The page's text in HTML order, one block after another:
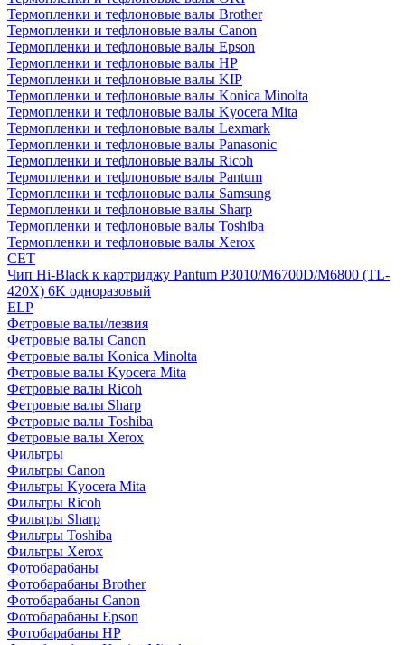
Термопленки и тефлоновые валы Brother
Термопленки и тефлоновые валы Canon
Термопленки и тефлоновые валы Epson
Термопленки и тефлоновые валы HP
Термопленки и тефлоновые валы KIP
Термопленки и тефлоновые валы Konica Minolta
Термопленки и тефлоновые валы Kyocera Mita
Термопленки и тефлоновые валы Lexmark
Термопленки и тефлоновые валы Panasonic
Термопленки и тефлоновые валы Ricoh
Термопленки и тефлоновые валы Pantum
Термопленки и тефлоновые валы Samsung
Термопленки и тефлоновые валы Sharp
Термопленки и тефлоновые валы Toshiba
Термопленки и тефлоновые валы Xerox
CET
Чип Hi-Black к картриджу Pantum P3010/M6700D/M6800 (TL-
420X) 6K одноразовый
ELP
Фетровые валы/лезвия
Фетровые валы Canon
Фетровые валы Konica Minolta
Фетровые валы Kyocera Mita
Фетровые валы Ricoh
Фетровые валы Sharp
Фетровые валы Toshiba
Фетровые валы Xerox
Фильтры
Фильтры Canon
Фильтры Kyocera Mita
Фильтры Ricoh
Фильтры Sharp
Фильтры Toshiba
Фильтры Xerox
Фотобарабаны
Фотобарабаны Brother
Фотобарабаны Canon
Фотобарабаны Epson
Фотобарабаны HP